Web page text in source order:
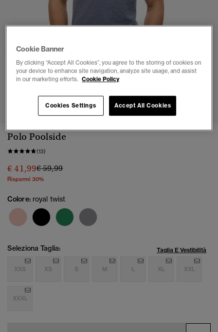
1 2 3 4 5 6
Polo Poolside
(13)
€ 41,99Prezzo ridotto da
€ 59,99a
Risparmi 30%
Colore: royal twist
Seleziona Taglia: Taglia E Vestibilità
XXS XS S M L XL XXL
XXXL
Cookie Banner
By clicking “Accept All Cookies”, you agree to the storing of cookies on
your device to enhance site navigation, analyze site usage, and assist
in our marketing efforts. Cookie Policy
Cookies Settings Accept All Cookies